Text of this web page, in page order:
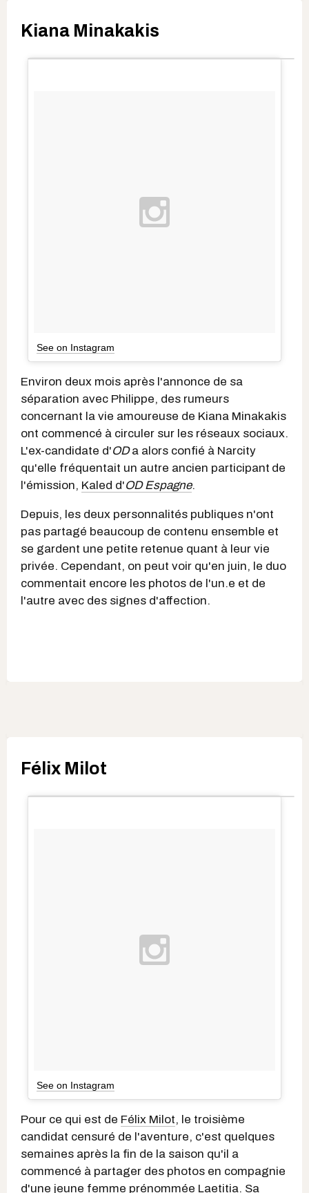
Kiana Minakakis
See on Instagram
Environ deux mois après l'annonce de sa
séparation avec Philippe, des rumeurs
concernant la vie amoureuse de Kiana Minakakis
ont commencé à circuler sur les réseaux sociaux.
L'ex-candidate d'ODa alors confié à Narcity
qu'elle fréquentait un autre ancien participant de
l'émission, Kaled d'OD Espagne.
Depuis, les deux personnalités publiques n'ont
pas partagé beaucoup de contenu ensemble et
se gardent une petite retenue quant à leur vie
privée. Cependant, on peut voir qu'en juin, le duo
commentait encore les photos de l'un.e et de
l'autre avec des signes d'affection.
Félix Milot
See on Instagram
Pour ce qui est de Félix Milot, le troisième
candidat censuré de l'aventure, c'est quelques
semaines après la fin de la saison qu'il a
commencé à partager des photos en compagnie
d'une jeune femme prénommée Laetitia. Sa